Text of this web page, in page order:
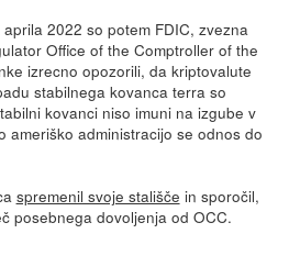
2022 so potem FDIC, zvezna
Office of the Comptroller of the
izrecno opozorili, da kriptovalute
stabilnega kovanca terra so
kovanci niso imuni na izgube v
ameriško administracijo se odnos do
spremenil svoje stališče in sporočil,
posebnega dovoljenja od OCC.